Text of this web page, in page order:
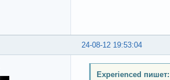
24-08-12 19:53:04
Experienced пишет: